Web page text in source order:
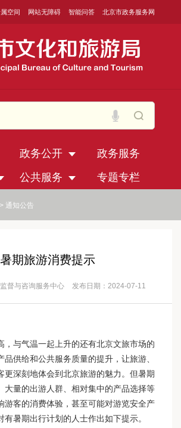
空间 网站无障碍 智能问答 北京市政务服务网
政务公开
政务服务
公共服务 专题专栏
> 通知公告
暑期旅游消费提示
督与咨询服务中心 发布日期：2024-07-11
，与气温一起上升的还有北京文旅市场的
品供给和公共服务质量的提升，让旅游、
更深刻地体会到北京旅游的魅力。但暑期
大量的出游人群、相对集中的产品选择等
游客的消费体验，甚至可能对游览安全产
有暑期出行计划的人士作出如下提示。